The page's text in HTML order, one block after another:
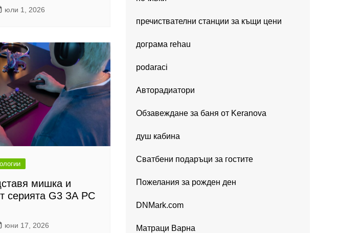
юли 1, 2026
мишка и
серията G3 ЗА PC
юни 17, 2026
пречиствателни станции за къщи цени
дограма rehau
podaraci
Авторадиатори
Обзавеждане за баня от Keranova
душ кабина
Сватбени подаръци за гостите
Пожелания за рожден ден
DNMark.com
Матраци Варна